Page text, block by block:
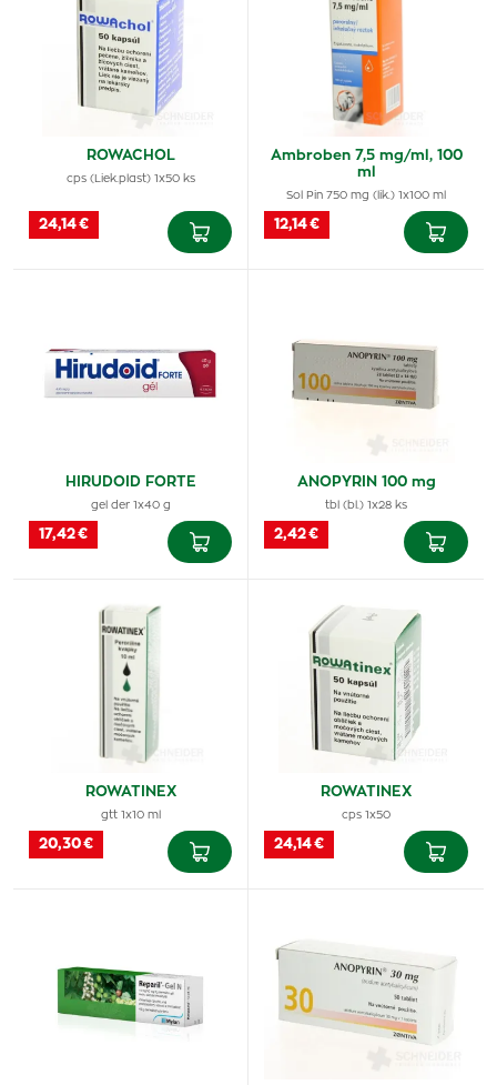
ROWACHOL
cps (Liek.plast) 1x50 ks
24,14 €
Ambroben 7,5 mg/ml, 100
ml
Sol Pin 750 mg (lik.) 1x100 ml
12,14 €
HIRUDOID FORTE
gel der 1x40 g
17,42 €
ANOPYRIN 100 mg
tbl (bl.) 1x28 ks
2,42 €
ROWATINEX
gtt 1x10 ml
20,30 €
ROWATINEX
cps 1x50
24,14 €